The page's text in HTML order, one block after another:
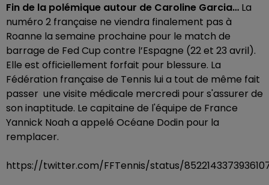
Fin de la polémique autour de Caroline Garcia… La
numéro 2 française ne viendra finalement pas à
Roanne la semaine prochaine pour le match de
barrage de Fed Cup contre l’Espagne (22 et 23 avril).
Elle est officiellement forfait pour blessure. La
Fédération française de Tennis lui a tout de même fait
passer une visite médicale mercredi pour s'assurer de
son inaptitude. Le capitaine de l'équipe de France
Yannick Noah a appelé Océane Dodin pour la
remplacer.
https://twitter.com/FFTennis/status/